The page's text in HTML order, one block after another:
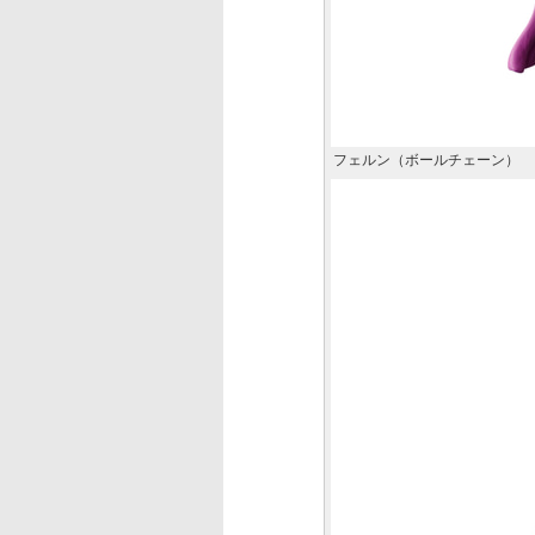
フェルン（ボールチェーン）